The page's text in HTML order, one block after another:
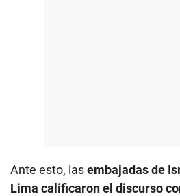
Ante esto, lasembajadas de
Lima calificaron el discurso